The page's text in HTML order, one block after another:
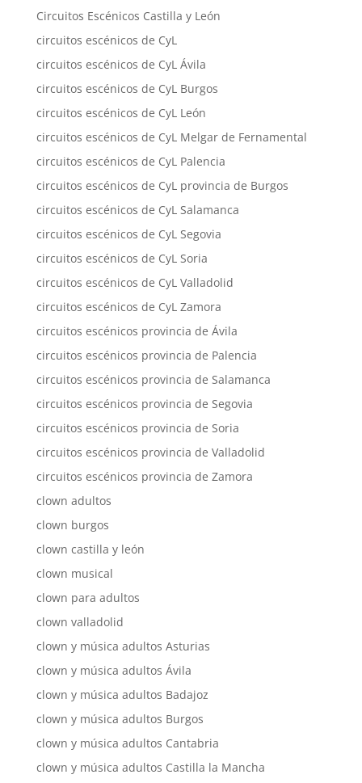
Circuitos Escénicos Castilla y León
circuitos escénicos de CyL
circuitos escénicos de CyL Ávila
circuitos escénicos de CyL Burgos
circuitos escénicos de CyL León
circuitos escénicos de CyL Melgar de Fernamental
circuitos escénicos de CyL Palencia
circuitos escénicos de CyL provincia de Burgos
circuitos escénicos de CyL Salamanca
circuitos escénicos de CyL Segovia
circuitos escénicos de CyL Soria
circuitos escénicos de CyL Valladolid
circuitos escénicos de CyL Zamora
circuitos escénicos provincia de Ávila
circuitos escénicos provincia de Palencia
circuitos escénicos provincia de Salamanca
circuitos escénicos provincia de Segovia
circuitos escénicos provincia de Soria
circuitos escénicos provincia de Valladolid
circuitos escénicos provincia de Zamora
clown adultos
clown burgos
clown castilla y león
clown musical
clown para adultos
clown valladolid
clown y música adultos Asturias
clown y música adultos Ávila
clown y música adultos Badajoz
clown y música adultos Burgos
clown y música adultos Cantabria
clown y música adultos Castilla la Mancha